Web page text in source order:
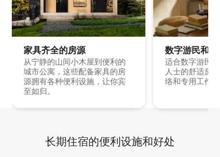
家具齐全的房源
从宁静的山间小木屋到便利的
城市公寓，这些配备家具的房
源拥有各种便利设施，让你宾
至如归。
数字游民和
适合数字游民
人士的舒适房
络和专用工作
长期住宿的便利设施和好处